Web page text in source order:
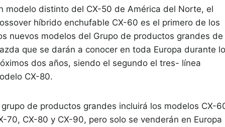
modelo distinto del CX-50 de América del Norte, el
híbrido enchufable CX-60 es el primero de los
nuevos modelos del Grupo de productos grandes de
que se darán a conocer en toda Europa durante
dos años, siendo el segundo el tres- línea
CX-80.
grupo de productos grandes incluirá los modelos CX-
70, CX-80 y CX-90, pero solo se venderán en Europa